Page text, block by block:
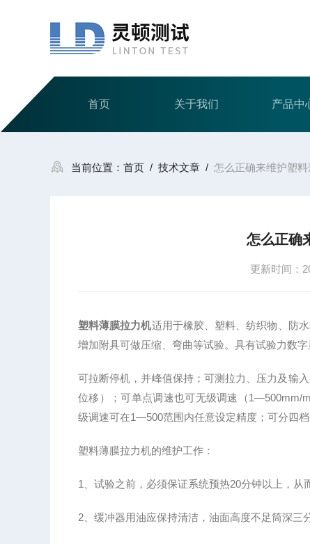
首页 关于我们 产品中
当前位置： 首页 / 技术文章 / 怎么正确来维护塑
怎么正确
更新时间：
塑料薄膜拉力机适用于橡胶、塑料、纺织物、防
增加附具可做压缩、弯曲等试验。具有试验力数
可拉断停机，并峰值保持；可测拉力、压力及输
位移）；可单点调速也可无级调速（1—500mm/
级调速可在1—500范围内任意设定精度；可分四
塑料薄膜拉力机的维护工作：
1、试验之前，必须保证系统预热20分钟以上，从
2、缓冲器用油应保持清洁，油面高度不足筒深三